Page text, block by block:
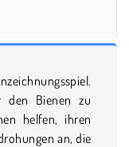
den Bienen zu
helfen, ihren
an, die